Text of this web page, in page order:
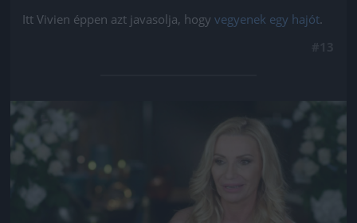
Itt Vivien éppen azt javasolja, hogy vegyenek egy hajót.
Jön még kép!